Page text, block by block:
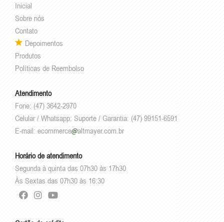
Inicial
Sobre nós
Contato
Depoimentos
Produtos
Políticas de Reembolso
Atendimento
Fone: (47) 3642-2970
Celular / Whatsapp: Suporte / Garantia: (47) 99151-6591
E-mail: ecommerce altmayer.com.br
Horário de atendimento
Segunda à quinta das 07h30 às 17h30
Às Sextas das 07h30 às 16:30